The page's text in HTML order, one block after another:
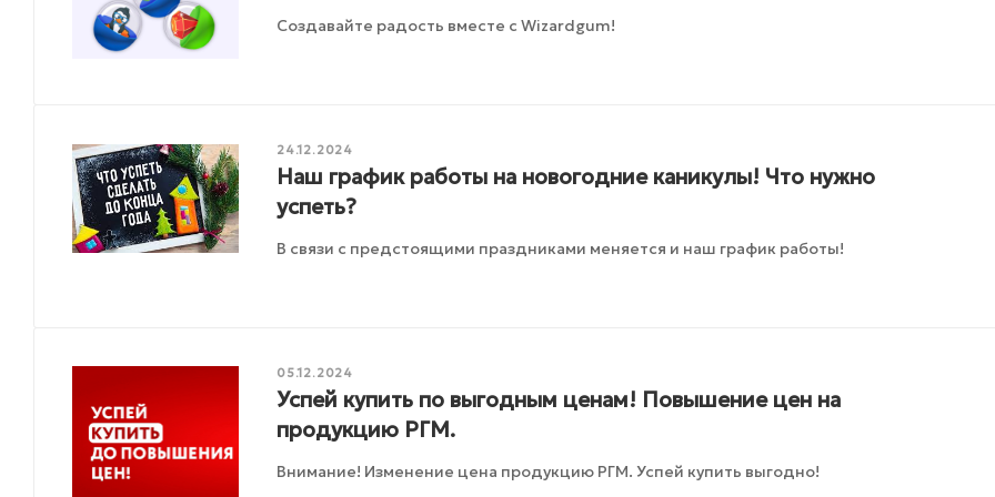
Создавайте радость вместе с Wizardgum!
24.12.2024
Наш график работы на новогодние каникулы! Что нужно
успеть?
В связи с предстоящими праздниками меняется и наш график работы!
05.12.2024
Успей купить по выгодным ценам! Повышение цен на
продукцию РГМ.
Внимание! Изменение цена продукцию РГМ. Успей купить выгодно!